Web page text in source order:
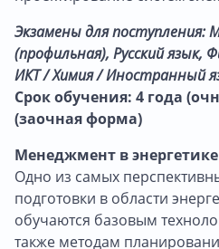
Экзамены для
(профильная), Русский
ИКТ / Химия / Иностранный
Срок обучения: 4 года
(заочная форма)
Менеджмент в
Одно из самых
подготовки в области
обучаются базовым
также методам